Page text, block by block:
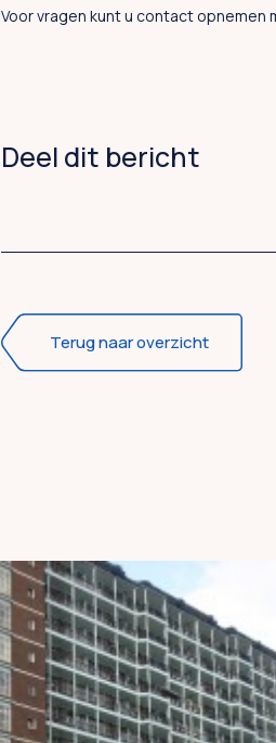
Voor vragen kunt u contact opnemen
Deel dit bericht
Terug naar overzicht